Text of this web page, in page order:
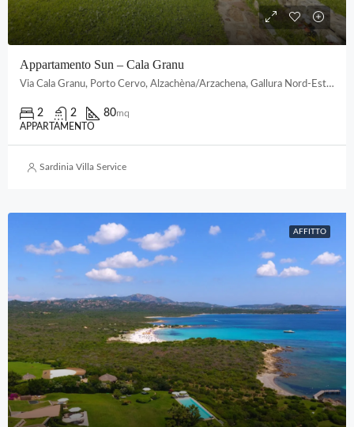
Appartamento Sun – Cala Granu
Via Cala Granu, Porto Cervo, Alzachèna/Arzachena, Gallura Nord-Est Sardegna, Sardigna/Sardegna, Italia
2 2 80mq
APPARTAMENTO
Sardinia Villa Service
AFFITTO